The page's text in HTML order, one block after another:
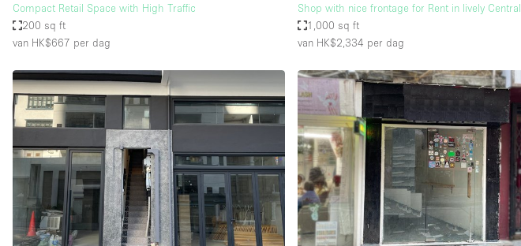
Soundproof
Terrace
Toiletten
Tuin
Verwarming
Water Access
Compact Retail Space with High Traffic
200 sq ft
van HK$667 per dag
Shop with nice frontage for Rent in lively Central
1,000 sq ft
van HK$2,334 per dag